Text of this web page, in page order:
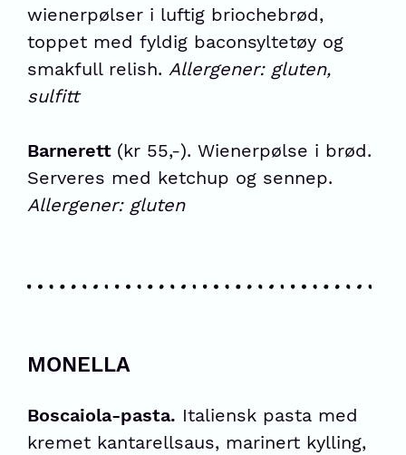
wienerpølser i luftig briochebrød,
toppet med fyldig baconsyltetøy og
smakfull relish. Allergener: gluten,
sulfitt
Barnerett (kr 55,-). Wienerpølse i brød.
Serveres med ketchup og sennep.
Allergener: gluten
MONELLA
Boscaiola-pasta. Italiensk pasta med
kremet kantarellsaus, marinert kylling,